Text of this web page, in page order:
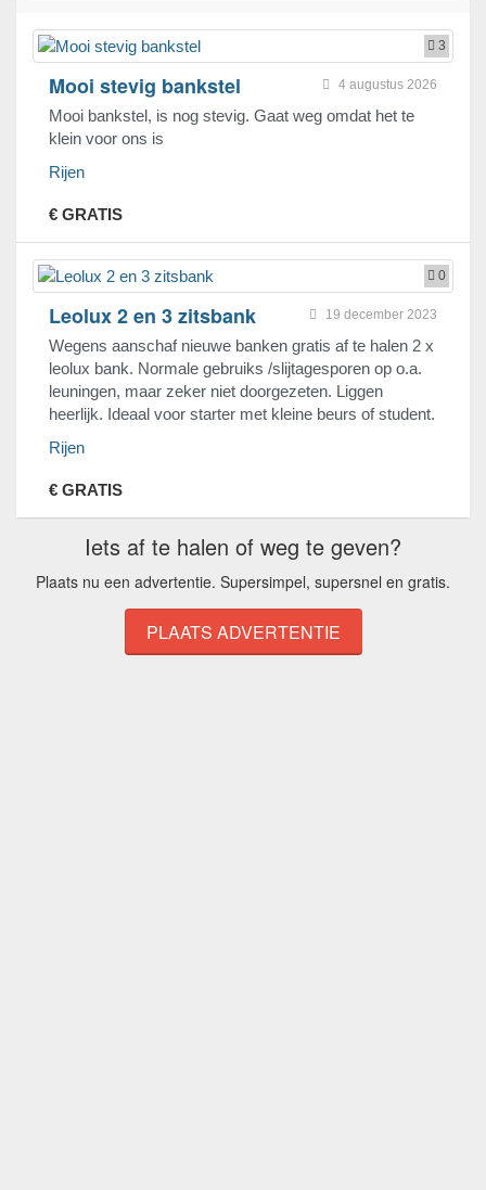
3
4 augustus 2026
Mooi stevig bankstel
Mooi bankstel, is nog stevig. Gaat weg omdat het te
klein voor ons is
Rijen
€ GRATIS
0
19 december 2023
Leolux 2 en 3 zitsbank
Wegens aanschaf nieuwe banken gratis af te halen 2 x
leolux bank. Normale gebruiks /slijtagesporen op o.a.
leuningen, maar zeker niet doorgezeten. Liggen
heerlijk. Ideaal voor starter met kleine beurs of student.
Rijen
€ GRATIS
Iets af te halen of weg te geven?
Plaats nu een advertentie. Supersimpel, supersnel en gratis.
PLAATS ADVERTENTIE